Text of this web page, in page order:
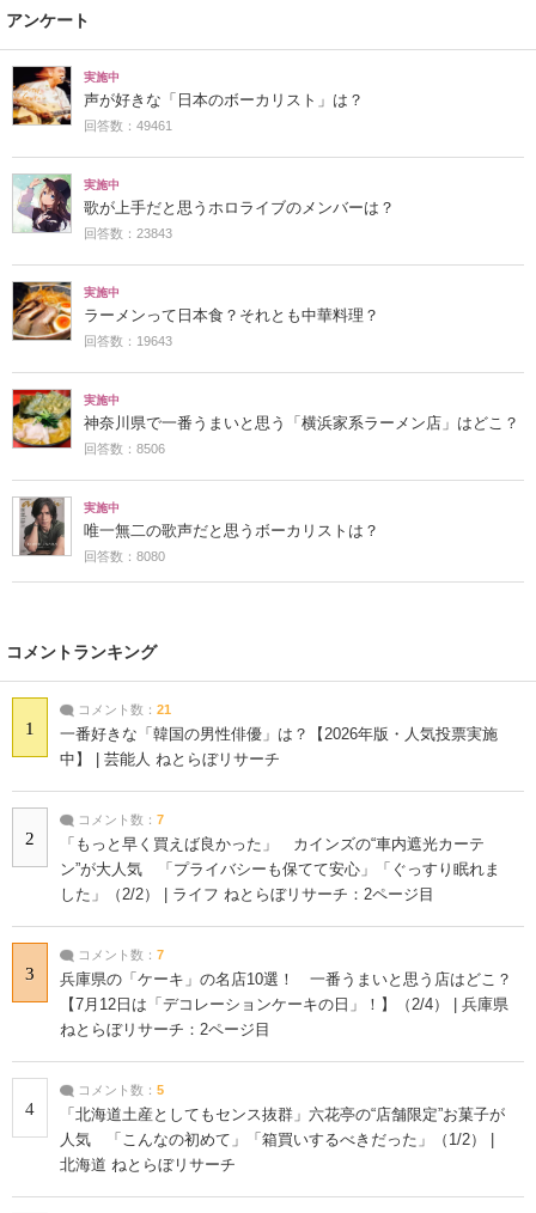
アンケート
実施中
声が好きな「日本のボーカリスト」は？
回答数：49461
実施中
歌が上手だと思うホロライブのメンバーは？
回答数：23843
実施中
ラーメンって日本食？それとも中華料理？
回答数：19643
実施中
神奈川県で一番うまいと思う「横浜家系ラーメン店」はどこ？
回答数：8506
実施中
唯一無二の歌声だと思うボーカリストは？
回答数：8080
コメントランキング
1
コメント数： 21
一番好きな「韓国の男性俳優」は？【2026年版・人気投票実施
中】 | 芸能人 ねとらぼリサーチ
2
コメント数： 7
「もっと早く買えば良かった」 カインズの“車内遮光カーテ
ン”が大人気 「プライバシーも保てて安心」「ぐっすり眠れま
した」（2/2） | ライフ ねとらぼリサーチ：2ページ目
3
コメント数： 7
兵庫県の「ケーキ」の名店10選！ 一番うまいと思う店はどこ？
【7月12日は「デコレーションケーキの日」！】（2/4） | 兵庫県
ねとらぼリサーチ：2ページ目
4
コメント数： 5
「北海道土産としてもセンス抜群」六花亭の“店舗限定”お菓子が
人気 「こんなの初めて」「箱買いするべきだった」（1/2） |
北海道 ねとらぼリサーチ